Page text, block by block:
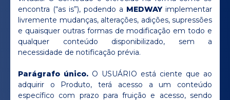
encontra (“as is”), podendo a MEDWAY implementar
livremente mudanças, alterações, adições, supressões
e quaisquer outras formas de modificação em todo e
qualquer conteúdo disponibilizado, sem a
necessidade de notificação prévia.
Parágrafo único. O USUÁRIO está ciente que ao
adquirir o Produto, terá acesso a um conteúdo
específico com prazo para fruição e acesso, sendo